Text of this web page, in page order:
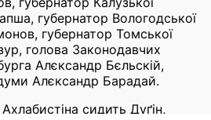
губернатор Вологодської
губернатор Томської
голова Законодавчих
Алєксандр Бєльскій,
Алєксандр Барадай.
сидить Дуґін,